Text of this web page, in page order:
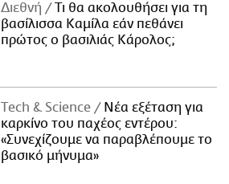
Διεθνή
Τι θα ακολουθήσει για τη
βασίλισσα Καμίλα εάν πεθάνει
πρώτος ο βασιλιάς Κάρολος;
Τech & Science
Νέα εξέταση για
καρκίνο του παχέος εντέρου:
«Συνεχίζουμε να παραβλέπουμε το
βασικό μήνυμα»